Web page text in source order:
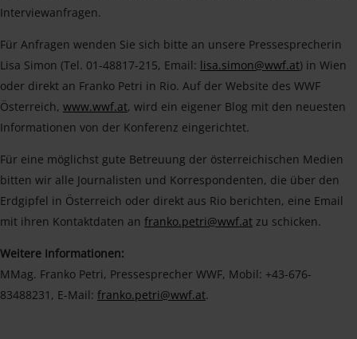
Interviewanfragen.
Für Anfragen wenden Sie sich bitte an unsere Pressesprecherin
Lisa Simon (Tel. 01-48817-215, Email: lisa.simon@wwf.at) in Wien
oder direkt an Franko Petri in Rio. Auf der Website des WWF
Österreich, www.wwf.at, wird ein eigener Blog mit den neuesten
Informationen von der Konferenz eingerichtet.
Für eine möglichst gute Betreuung der österreichischen Medien
bitten wir alle Journalisten und Korrespondenten, die über den
Erdgipfel in Österreich oder direkt aus Rio berichten, eine Email
mit ihren Kontaktdaten an franko.petri@wwf.at zu schicken.
Weitere Informationen:
MMag. Franko Petri, Pressesprecher WWF, Mobil: +43-676-
83488231, E-Mail: franko.petri@wwf.at.